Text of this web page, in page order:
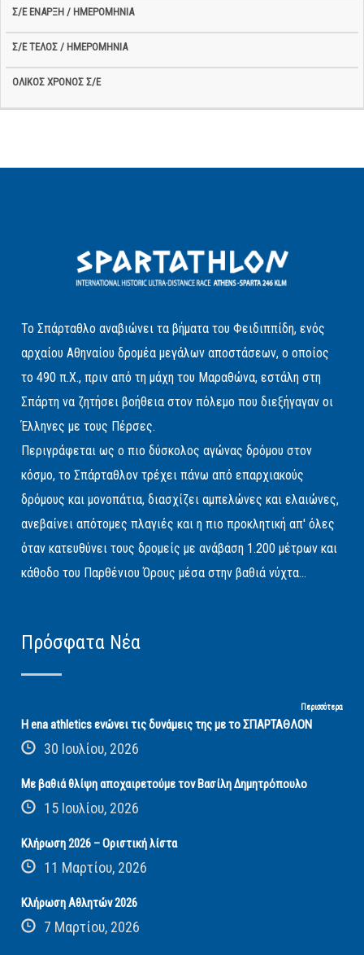
Το Σπάρταθλο αναβιώνει τα βήματα του Φειδιππίδη, ενός
αρχαίου Αθηναίου δρομέα μεγάλων αποστάσεων, ο οποίος
το 490 π.Χ., πριν από τη μάχη του Μαραθώνα, εστάλη στη
Σπάρτη να ζητήσει βοήθεια στον πόλεμο που διεξήγαγαν οι
Έλληνες με τους Πέρσες.
Περιγράφεται ως ο πιο δύσκολος αγώνας δρόμου στον
κόσμο, το Σπάρταθλον τρέχει πάνω από επαρχιακούς
δρόμους και μονοπάτια, διασχίζει αμπελώνες και ελαιώνες,
ανεβαίνει απότομες πλαγιές και η πιο προκλητική απ' όλες
όταν κατευθύνει τους δρομείς με ανάβαση 1.200 μέτρων και
κάθοδο του Παρθένιου Όρους μέσα στην βαθιά νύχτα...
Πρόσφατα Νέα
Περισσότερα
Η ena athletics ενώνει τις δυνάμεις της με το ΣΠΑΡΤΑΘΛΟΝ
30 Ιουλίου, 2026
Με βαθιά θλίψη αποχαιρετούμε τον Βασίλη Δημητρόπουλο
15 Ιουλίου, 2026
Κλήρωση 2026 – Οριστική λίστα
11 Μαρτίου, 2026
Κλήρωση Αθλητών 2026
7 Μαρτίου, 2026